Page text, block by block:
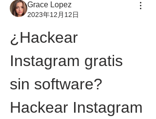
Grace Lopez
2023年12月12日
¿Hackear
Instagram gratis
sin software?
Hackear Instagram